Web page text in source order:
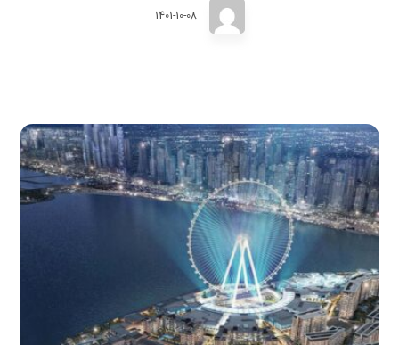
1401-10-08